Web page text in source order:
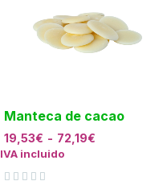
Manteca de cacao
19,53€ - 72,19€
IVA incluido